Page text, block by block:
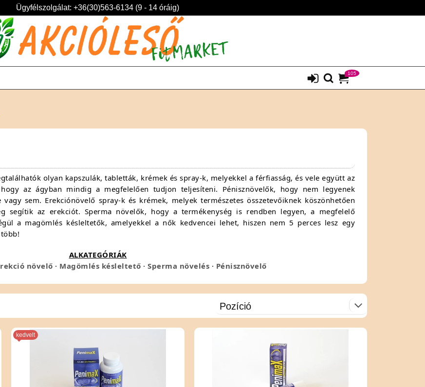
Ügyfélszolgálat: +36(30)563-6134 (9 - 14 óráig)
105
olyan kapszulák, tabletták, krémek és spray-k, melyekkel a férfiasság, és vele együtt az
az ágyban mindig a megfelelően tudjon teljesíteni. Pénisznövelők, hogy nem legyenek
sem. Erekciónövelő spray-k és krémek, melyek természetes összetevőiknek köszönhetően
segítik az erekciót. Sperma növelők, hogy a termékenység is rendben legyen, a megfelelő
a magömlés késleltetők, amelyekkel a nők kedvencei lehet, hiszen nem 5 perces lesz egy
ALKATEGÓRIÁK
növelő · Magömlés késleltető · Sperma növelés · Pénisznövelő
kedvelt